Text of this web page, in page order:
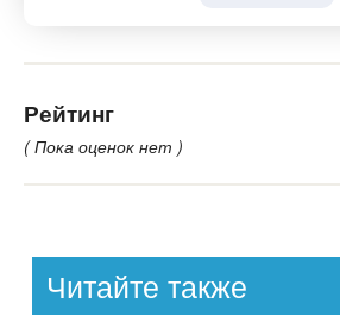
Рейтинг
( Пока оценок нет )
Читайте также